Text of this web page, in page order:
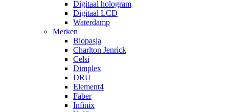
Digitaal hologram
Digitaal LCD
Waterdamp
Merken
Biopasja
Charlton Jenrick
Celsi
Dimplex
DRU
Element4
Faber
Infinix